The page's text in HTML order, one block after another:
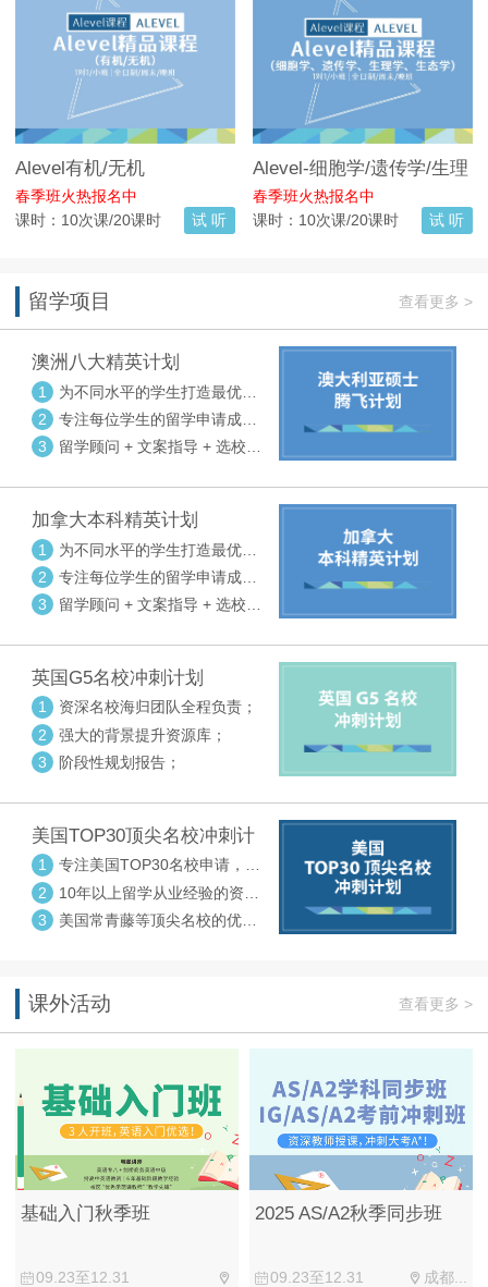
Alevel有机/无机
春季班火热报名中
课时：10次课/20课时
试 听
Alevel-细胞学/遗传学/生理
学/生态学
春季班火热报名中
课时：10次课/20课时
试 听
留学项目 查看更多 >
澳洲八大精英计划
1
为不同水平的学生打造最优选
校方案
2
专注每位学生的留学申请成功
率
3
留学顾问 + 文案指导 + 选校申
加拿大本科精英计划
1
为不同水平的学生打造最优选
校方案
2
专注每位学生的留学申请成功
率
3
留学顾问 + 文案指导 + 选校申
英国G5名校冲刺计划
1
资深名校海归团队全程负责；
2
强大的背景提升资源库；
3
阶段性规划报告；
美国TOP30顶尖名校冲刺计
划
1
专注美国TOP30名校申请，高
度个性化指导
2
10年以上留学从业经验的资深
中方顾问
3
美国常青藤等顶尖名校的优秀
课外活动 查看更多 >
基础入门秋季班
09.23至12.31
2025 AS/A2秋季同步班
09.23至12.31 成都...